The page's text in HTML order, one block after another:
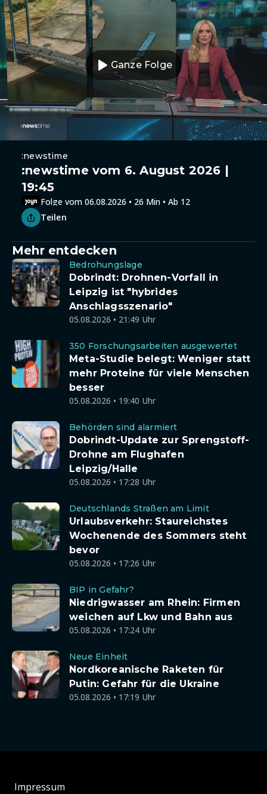
Ganze Folge
:newstime
:newstime vom 6. August 2026 |
19:45
Folge vom 06.08.2026 • 26 Min • Ab 12
Teilen
Mehr entdecken
Bedrohungslage
Dobrindt: Drohnen-Vorfall in
Leipzig ist "hybrides
Anschlagsszenario"
05.08.2026 • 21:49 Uhr
350 Forschungsarbeiten ausgewertet
Meta-Studie belegt: Weniger statt
mehr Proteine für viele Menschen
besser
05.08.2026 • 19:40 Uhr
Behörden sind alarmiert
Dobrindt-Update zur Sprengstoff-
Drohne am Flughafen
Leipzig/Halle
05.08.2026 • 17:28 Uhr
Deutschlands Straßen am Limit
Urlaubsverkehr: Staureichstes
Wochenende des Sommers steht
bevor
05.08.2026 • 17:26 Uhr
BIP in Gefahr?
Niedrigwasser am Rhein: Firmen
weichen auf Lkw und Bahn aus
05.08.2026 • 17:24 Uhr
Neue Einheit
Nordkoreanische Raketen für
Putin: Gefahr für die Ukraine
05.08.2026 • 17:19 Uhr
Impressum